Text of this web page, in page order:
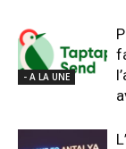
- A LA UNE